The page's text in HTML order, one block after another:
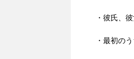
・彼氏、
・最初の